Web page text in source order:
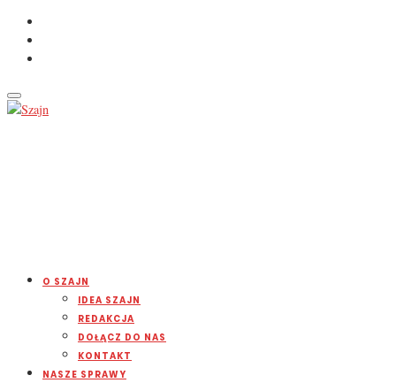
O SZAJN
IDEA SZAJN
REDAKCJA
DOŁĄCZ DO NAS
KONTAKT
NASZE SPRAWY